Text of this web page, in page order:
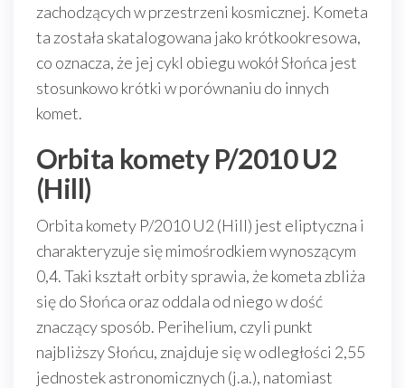
zachodzących w przestrzeni kosmicznej. Kometa
ta została skatalogowana jako krótkookresowa,
co oznacza, że jej cykl obiegu wokół Słońca jest
stosunkowo krótki w porównaniu do innych
komet.
Orbita komety P/2010 U2
(Hill)
Orbita komety P/2010 U2 (Hill) jest eliptyczna i
charakteryzuje się mimośrodkiem wynoszącym
0,4. Taki kształt orbity sprawia, że kometa zbliża
się do Słońca oraz oddala od niego w dość
znaczący sposób. Perihelium, czyli punkt
najbliższy Słońcu, znajduje się w odległości 2,55
jednostek astronomicznych (j.a.), natomiast